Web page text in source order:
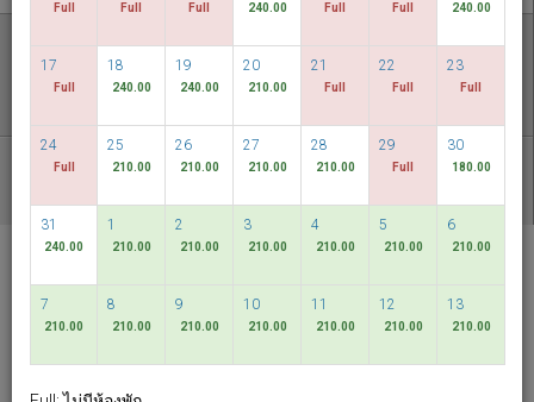
ค้นพบราคาที่ต่ำที่สุดของเรา
วันที่มีความยืดหยุ่น
RELC International
Hotel
Singapore
Full Full Full 240.00 Full Full 240.00
17
Full
18
240.00
19
240.00
20
210.00
21
Full
22
Full
23
Full
24
Full
25
210.00
26
210.00
27
210.00
28
210.00
29
Full
30
180.00
31
240.00
1
210.00
2
210.00
3
210.00
4
210.00
5
210.00
6
210.00
7
210.00
8
210.00
9
210.00
10
210.00
11
210.00
12
210.00
13
210.00